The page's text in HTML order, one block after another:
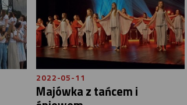
2022-05-11
Majówka z tańcem i